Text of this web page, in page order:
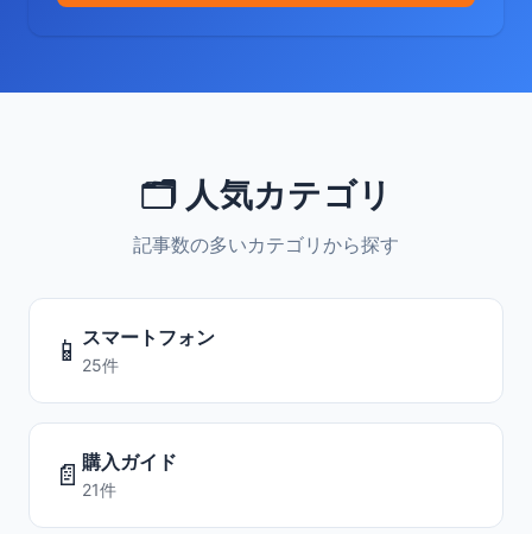
🗂️ 人気カテゴリ
記事数の多いカテゴリから探す
📱 スマートフォン
25件
📄 購入ガイド
21件